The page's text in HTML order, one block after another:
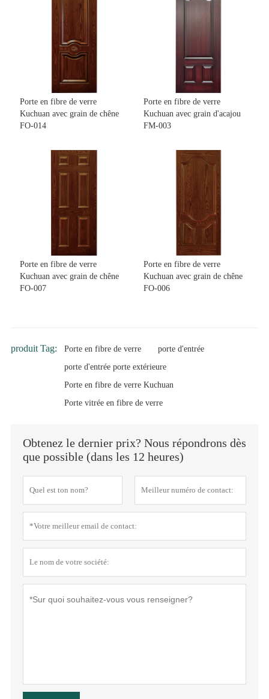
Porte en fibre de verre
Kuchuan avec grain de chêne
FO-014
Porte en fibre de verre
Kuchuan avec grain d'acajou
FM-003
Porte en fibre de verre
Kuchuan avec grain de chêne
FO-007
Porte en fibre de verre
Kuchuan avec grain de chêne
FO-006
produit Tag: Porte en fibre de verre
porte d'entrée
porte d'entrée porte extérieure
Porte en fibre de verre Kuchuan
Porte vitrée en fibre de verre
Obtenez le dernier prix? Nous répondrons dès
que possible (dans les 12 heures)